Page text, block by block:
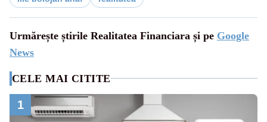
Urmărește știrile Realitatea Financiara și pe Google
News
CELE MAI CITITE
1